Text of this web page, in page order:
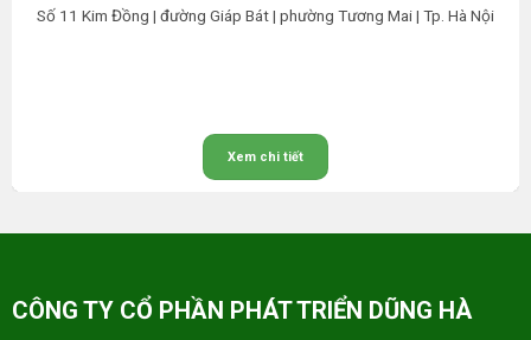
Số 11 Kim Đồng | đường Giáp Bát | phường Tương Mai | Tp. Hà Nội
Xem chi tiết
CÔNG TY CỔ PHẦN PHÁT TRIỂN DŨNG HÀ